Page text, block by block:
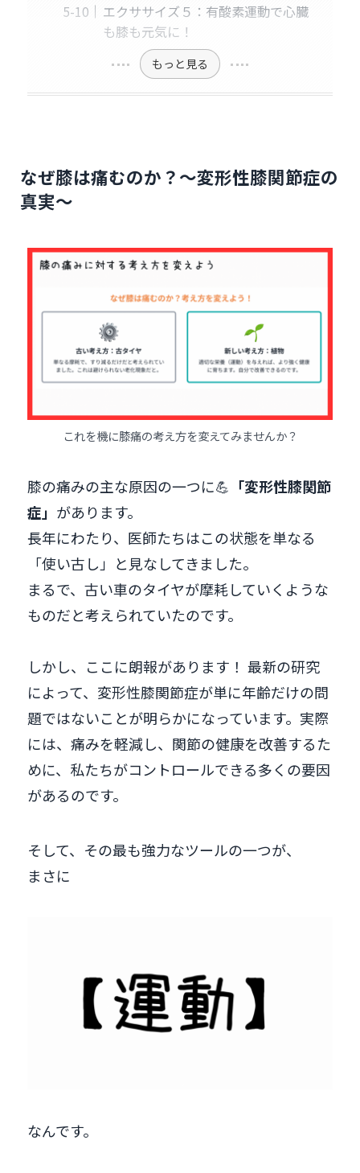
エクササイズ５：有酸素運動で心臓
も膝も元気に！
もっと見る
なぜ膝は痛むのか？〜変形性膝関節症の
真実〜
これを機に膝痛の考え方を変えてみませんか？
膝の痛みの主な原因の一つに💪 「変形性膝関節
症」 があります。
長年にわたり、医師たちはこの状態を単なる
「使い古し」と見なしてきました。
まるで、古い車のタイヤが摩耗していくような
ものだと考えられていたのです。
しかし、ここに朗報があります！ 最新の研究
によって、変形性膝関節症が単に年齢だけの問
題ではないことが明らかになっています。実際
には、痛みを軽減し、関節の健康を改善するた
めに、私たちがコントロールできる多くの要因
があるのです。
そして、その最も強力なツールの一つが、
まさに
なんです。